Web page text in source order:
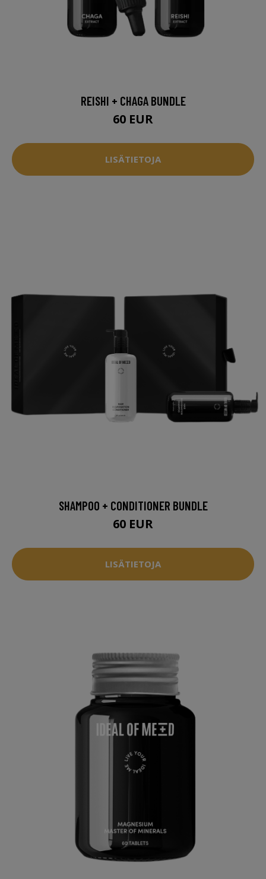
REISHI + CHAGA BUNDLE
60 EUR
LISÄTIETOJA
SHAMPOO + CONDITIONER BUNDLE
60 EUR
LISÄTIETOJA